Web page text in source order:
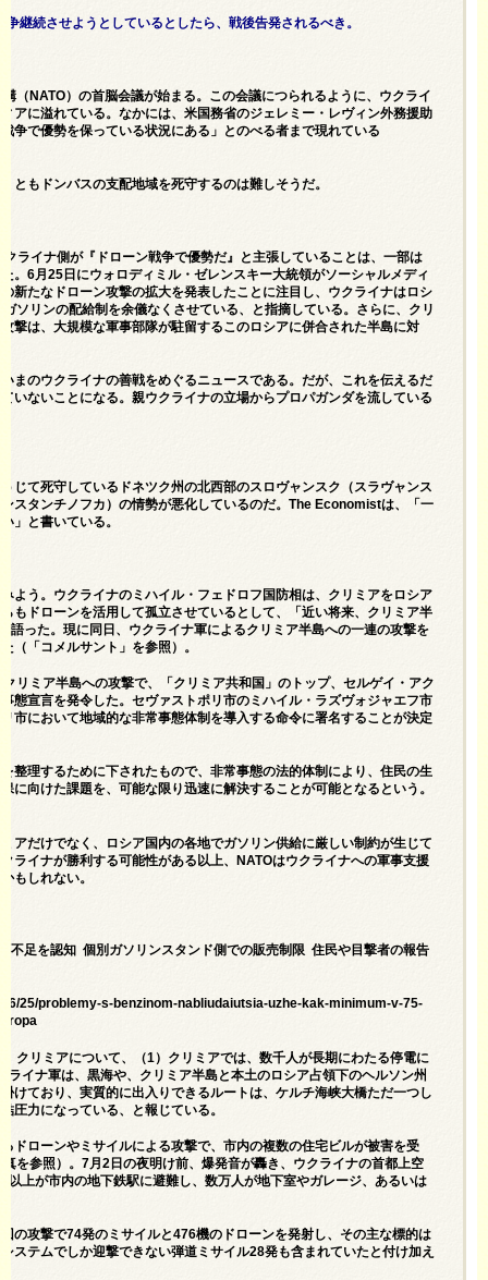
継続させようとしているとしたら、戦後告発されるべき。
（NATO）の首脳会議が始まる。この会議につられるように、ウクライ
アに溢れている。なかには、米国務省のジェレミー・レヴィン外務援助
争で優勢を保っている状況にある」とのべる者まで現れている
ともドンバスの支配地域を死守するのは難しそうだ。
ライナ側が『ドローン戦争で優勢だ』と主張していることは、一部は
。6月25日にウォロディミル・ゼレンスキー大統領がソーシャルメディ
新たなドローン攻撃の拡大を発表したことに注目し、ウクライナはロシ
ソリンの配給制を余儀なくさせている、と指摘している。さらに、クリ
撃は、大規模な軍事部隊が駐留するこのロシアに併合された半島に対
まのウクライナの善戦をめぐるニュースである。だが、これを伝えるだ
いないことになる。親ウクライナの立場からプロパガンダを流している
じて死守しているドネツク州の北西部のスロヴャンスク（スラヴャンス
スタンチノフカ）の情勢が悪化しているのだ。The Economistは、「一
」と書いている。
よう。ウクライナのミハイル・フェドロフ国防相は、クリミアをロシア
もドローンを活用して孤立させているとして、「近い将来、クリミア半
語った。現に同日、ウクライナ軍によるクリミア半島への一連の攻撃を
（
「コメルサント」 を参照）。
リミア半島への攻撃で、「クリミア共和国」のトップ、セルゲイ・アク
態宣言を発令した。セヴァストポリ市のミハイル・ラズヴォジャエフ市
市において地域的な非常事態体制を導入する命令に署名することが決定
整理するために下されたもので、非常事態の法的体制により、住民の生
に向けた課題を、可能な限り迅速に解決することが可能となるという。
アだけでなく、ロシア国内の各地でガソリン供給に厳しい制約が生じて
ライナが勝利する可能性がある以上、NATOはウクライナへの軍事支援
もしれない。
不足を認知 個別ガソリンスタンド側での販売制限 住民や目撃者の報告
25/problemy-s-benzinom-nabliudaiutsia-uzhe-kak-minimum-v-75-
、クリミアについて、（1）クリミアでは、数千人が長期にわたる停電に
イナ軍は、黒海や、クリミア半島と本土のロシア占領下のヘルソン州
けており、実質的に出入りできるルートは、ケルチ海峡大橋ただ一つし
力になっている、と報じている。
ドローンやミサイルによる攻撃で、市内の複数の住宅ビルが被害を受
を参照）。7月2日の夜明け前、爆発音が轟き、ウクライナの首都上空
上が市内の地下鉄駅に避難し、数万人が地下室やガレージ、あるいは
の攻撃で74発のミサイルと476機のドローンを発射し、その主な標的は
ステムでしか迎撃できない弾道ミサイル28発も含まれていたと付け加え